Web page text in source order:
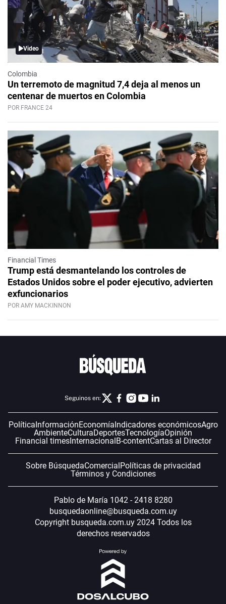
Video
Colombia
Un terremoto de magnitud 7,4 deja al menos un
centenar de muertos en Colombia
POR FRANCE 24
Financial Times
Trump está desmantelando los controles de
Estados Unidos sobre el poder ejecutivo, advierten
exfuncionarios
POR AMY MACKINNON
Seguinos en:
PolíticaInformaciónEconomíaIndicadores económicosAgro
AmbienteCulturaDeportesTecnologíaOpinión
Financial timesInternacionalB-contentCartas al Director
Sobre BúsquedaComercialPolíticas de privacidad
Términos y Condiciones
Pablo de María 1042 - 2418 8280
busquedaonline@busqueda.com.uy
Copyright busqueda.com.uy 2024 Todos los
derechos reservados